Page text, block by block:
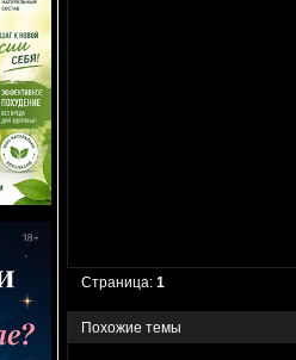
Страница:1
Похожие темы